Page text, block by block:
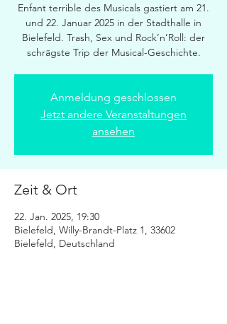
Enfant terrible des Musicals gastiert am 21.
und 22. Januar 2025 in der Stadthalle in
Bielefeld. Trash, Sex und Rock’n’Roll: der
schrägste Trip der Musical-Geschichte.
Anmeldung geschlossen
Jetzt andere Veranstaltungen
ansehen
Zeit & Ort
22. Jan. 2025, 19:30
Bielefeld, Willy-Brandt-Platz 1, 33602
Bielefeld, Deutschland